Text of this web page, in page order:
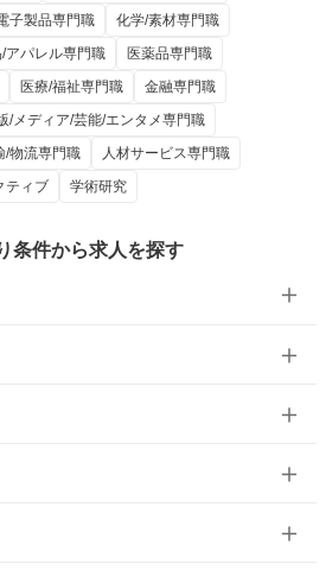
子製品専門職
化学/素材専門職
アパレル専門職
医薬品専門職
医療/福祉専門職
金融専門職
/メディア/芸能/エンタメ専門職
/物流専門職
人材サービス専門職
ティブ
学術研究
条件から求人を探す